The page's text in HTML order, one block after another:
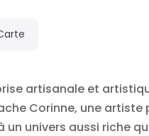
artisanale et
Corinne, une
univers aussi riche